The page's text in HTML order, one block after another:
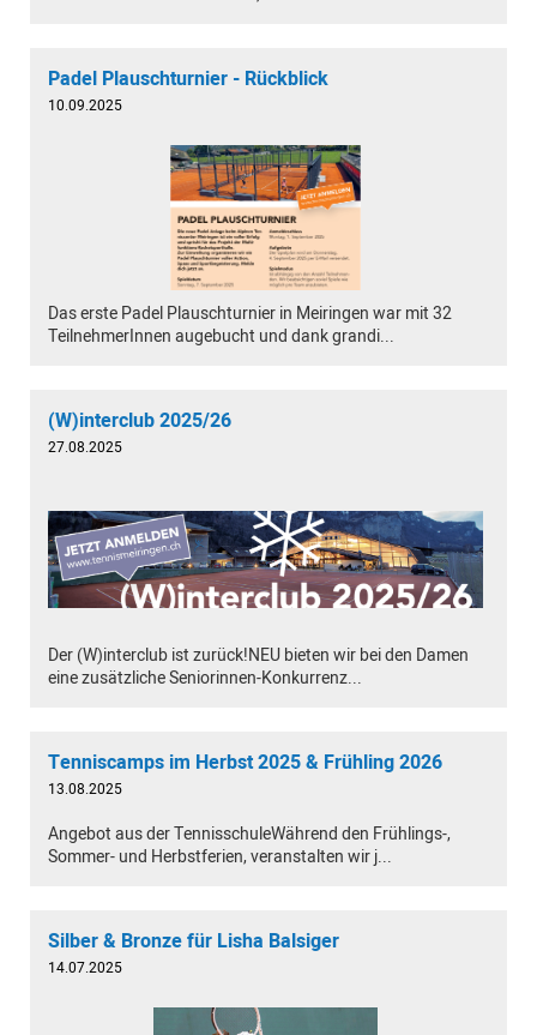
Padel Plauschturnier - Rückblick
10.09.2025
Das erste Padel Plauschturnier in Meiringen war mit 32
TeilnehmerInnen augebucht und dank grandi...
(W)interclub 2025/26
27.08.2025
Der (W)interclub ist zurück!NEU bieten wir bei den Damen
eine zusätzliche Seniorinnen-Konkurrenz...
Tenniscamps im Herbst 2025 & Frühling 2026
13.08.2025
Angebot aus der TennisschuleWährend den Frühlings-,
Sommer- und Herbstferien, veranstalten wir j...
Silber & Bronze für Lisha Balsiger
14.07.2025